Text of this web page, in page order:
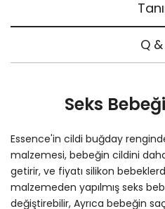
Q
Seks
Essence'in cildi buğday
malzemesi, bebeğin cildini
getirir, ve fiyatı silikon
malzemeden yapılmış seks
değiştirebilir, Ayrıca bebeğin